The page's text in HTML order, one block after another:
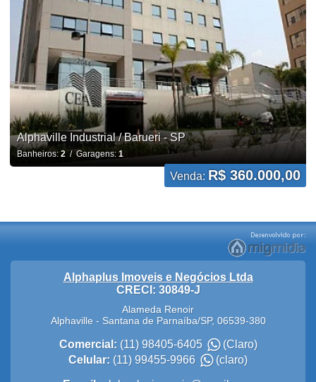
Alphaville Industrial / Barueri - SP
Banheiros: 2/ Garagens: 1
Venda: R$ 360.000,00
Alphaplus Imoveis e Negócios Ltda
CRECI: 30849-J
Alameda Renoir
Alphaville- Santana de Parnaíba/SP, 06539-380
Comercial: (11) 98405-6405
(Claro)
Celular: (11) 99455-9966 (claro)